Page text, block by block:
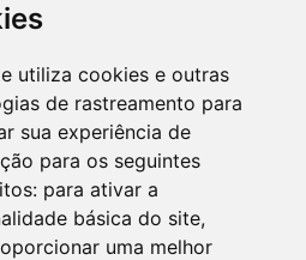
utiliza cookies e outras
de rastreamento para
sua experiência de
para os seguintes
para ativar a
básica do site,
uma melhor
DO SUL
13h às 17h30, de segunda a
feiras das 7h às 13h